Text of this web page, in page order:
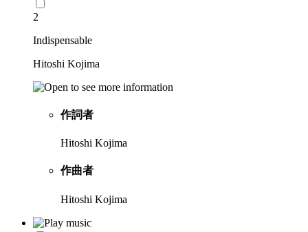
2
Indispensable
Hitoshi Kojima
作詞者
Hitoshi Kojima
作曲者
Hitoshi Kojima